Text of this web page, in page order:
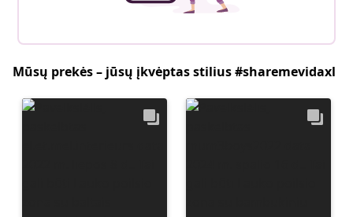
Mūsų prekės – jūsų įkvėptas stilius #sharemevidaxl